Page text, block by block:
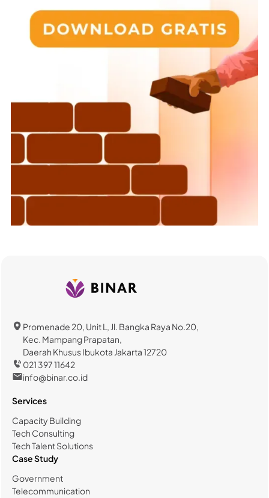
Promenade 20, Unit L, Jl. Bangka Raya No.20,
Kec. Mampang Prapatan,
Daerah Khusus Ibukota Jakarta 12720
021 397 11642
info@binar.co.id
Services
Capacity Building
Tech Consulting
Tech Talent Solutions
Case Study
Government
Telecommunication